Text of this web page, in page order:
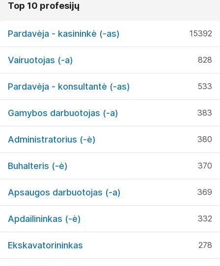
Top 10 profesijų
Pardavėja - kasininkė (-as) 15392
Vairuotojas (-a) 828
Pardavėja - konsultantė (-as) 533
Gamybos darbuotojas (-a) 383
Administratorius (-ė) 380
Buhalteris (-ė) 370
Apsaugos darbuotojas (-a) 369
Apdailininkas (-ė) 332
Ekskavatorininkas 278